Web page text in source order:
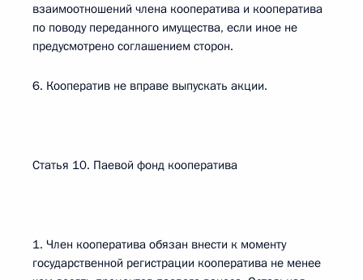
взаимоотношений члена кооператива и кооператива
по поводу переданного имущества, если иное не
предусмотрено соглашением сторон.
6. Кооператив не вправе выпускать акции.
Статья 10. Паевой фонд кооператива
1. Член кооператива обязан внести к моменту
государственной регистрации кооператива не менее